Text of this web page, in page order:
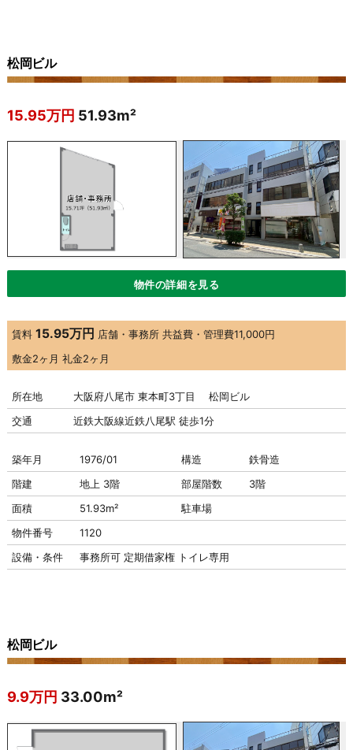
松岡ビル
15.95万円 51.93m²
物件の詳細を見る
賃料 15.95万円 店舗・事務所 共益費・管理費11,000円
敷金2ヶ月 礼金2ヶ月
所在地
大阪府八尾市 東本町3丁目 松岡ビル
交通
近鉄大阪線近鉄八尾駅 徒歩1分
築年月 1976/01 構造
鉄骨造
階建
地上 3階 部屋階数
3階
面積
51.93m²
駐車場
物件番号
1120
設備・条件
事務所可 定期借家権 トイレ専用
松岡ビル
9.9万円 33.00m²